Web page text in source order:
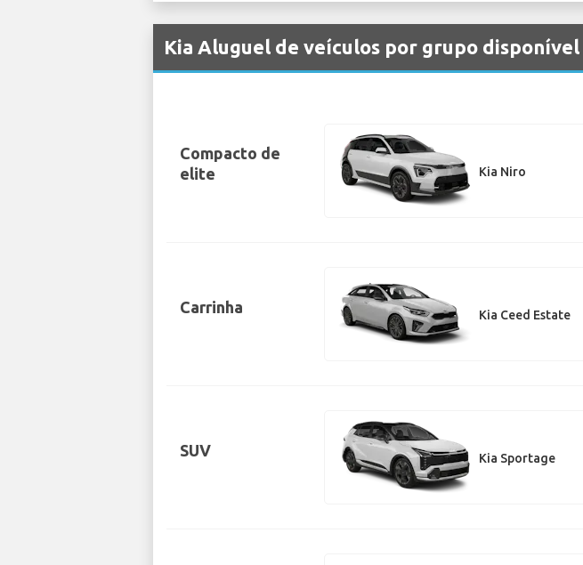
Kia Aluguel de veículos por grupo
Compacto de
elite
Kia Niro
Carrinha Kia Ceed Estate
SUV Kia Sportage